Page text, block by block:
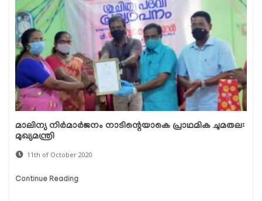
മാലിന്യ നിര്‍മാര്‍ജനം നാടിന്റെയാകെ പ്രാഥമിക ചുമതല:
മുഖ്യമന്ത്രി
11th of October 2020
Continue Reading